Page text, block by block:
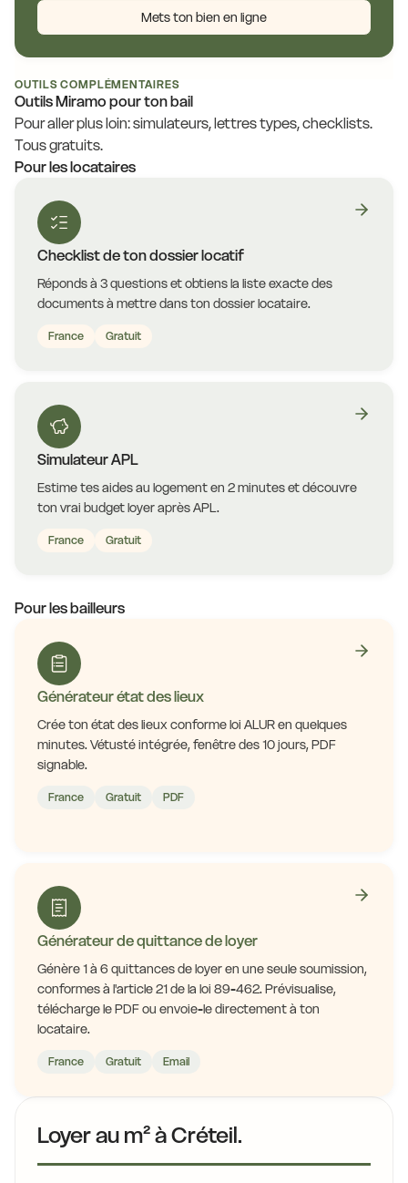
Mets ton bien en ligne
OUTILS COMPLÉMENTAIRES
Outils Miramo pour ton bail
Pour aller plus loin: simulateurs, lettres types, checklists.
Tous gratuits.
Pour les locataires
Checklist de ton dossier locatif
Réponds à 3 questions et obtiens la liste exacte des
documents à mettre dans ton dossier locataire.
France Gratuit
Simulateur APL
Estime tes aides au logement en 2 minutes et découvre
ton vrai budget loyer après APL.
France Gratuit
Pour les bailleurs
Générateur état des lieux
Crée ton état des lieux conforme loi ALUR en quelques
minutes. Vétusté intégrée, fenêtre des 10 jours, PDF
signable.
France Gratuit PDF
Générateur de quittance de loyer
Génère 1 à 6 quittances de loyer en une seule soumission,
conformes à l'article 21 de la loi 89-462. Prévisualise,
télécharge le PDF ou envoie-le directement à ton
locataire.
France Gratuit Email
Loyer au m² à Créteil.